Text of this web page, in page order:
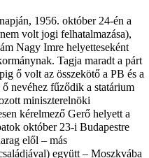
1956. október 24-én a
volt jogi felhatalmazása),
Nagy Imre helyetteseként
Tagja maradt a párt
ő volt az összekötő a PB és a
nevéhez fűződik a statárium
miniszterelnöki
kérelmező Gerő helyett a
október 23-i Budapestre
elől – más
együtt – Moszkvába